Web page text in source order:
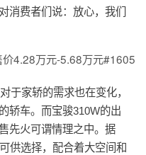
消费者们说：放心，我们
于家轿的需求也在变化，
轿车。而宝骏310W的出
先火可谓情理之中。据
供选择，配合着大空间和